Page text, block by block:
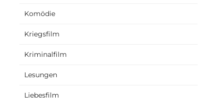
Komödie
Kriegsfilm
Kriminalfilm
Lesungen
Liebesfilm